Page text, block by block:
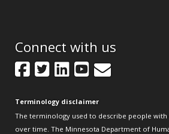
Connect with us
Facebook
Twitter
LinkedIn
YouTube
Terminology disclaimer
The terminology used to describe people with
over time. The Minnesota Department of